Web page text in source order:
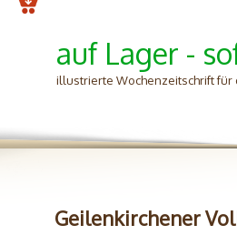
auf Lager -
illustrierte Wochenzeitschrift für
Geilenkirchener